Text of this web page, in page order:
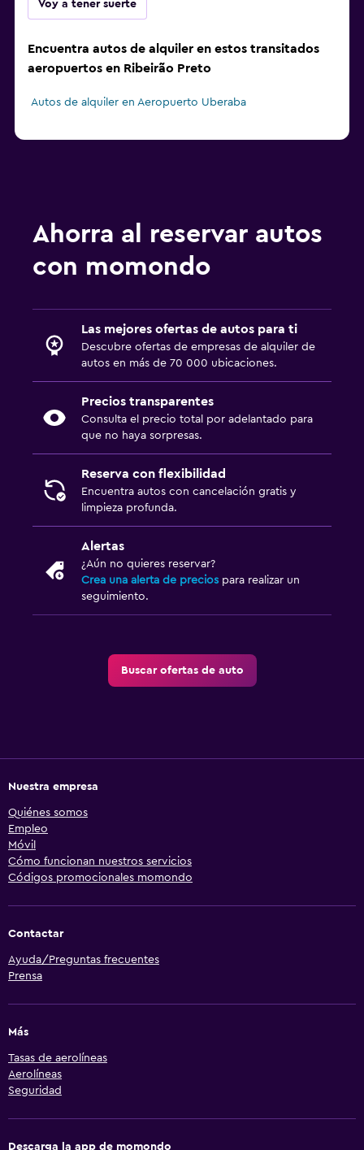
Voy a tener suerte
Encuentra autos de alquiler en estos transitados
aeropuertos en Ribeirão Preto
Autos de alquiler en Aeropuerto Uberaba
Ahorra al reservar autos
con momondo
Las mejores ofertas de autos para ti
Descubre ofertas de empresas de alquiler de
autos en más de 70 000 ubicaciones.
Precios transparentes
Consulta el precio total por adelantado para
que no haya sorpresas.
Reserva con flexibilidad
Encuentra autos con cancelación gratis y
limpieza profunda.
Alertas
¿Aún no quieres reservar?
Crea una alerta de precios para realizar un
seguimiento.
Buscar ofertas de auto
Nuestra empresa
Quiénes somos
Empleo
Móvil
Cómo funcionan nuestros servicios
Códigos promocionales momondo
Contactar
Ayuda/Preguntas frecuentes
Prensa
Más
Tasas de aerolíneas
Aerolíneas
Seguridad
Descarga la app de momondo